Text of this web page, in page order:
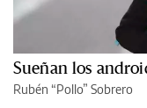
Sueñan los
Rubén “Pollo” Sobrero